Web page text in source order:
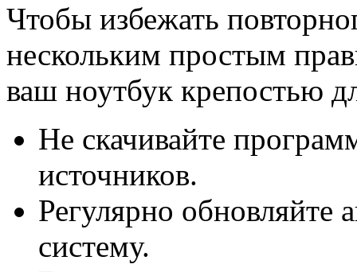
Чтобы избежать
нескольким простым
ваш ноутбук крепостью
Не скачивайте
источников.
Регулярно обновляйте
систему.